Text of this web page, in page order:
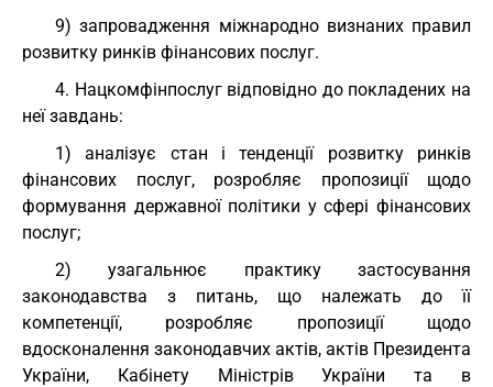
9) запровадження міжнародно визнаних правил
розвитку ринків фінансових послуг.
4. Нацкомфінпослуг відповідно до покладених на
неї завдань:
1) аналізує стан і тенденції розвитку ринків
фінансових послуг, розробляє пропозиції щодо
формування державної політики у сфері фінансових
послуг;
2) узагальнює практику застосування
законодавства з питань, що належать до її
компетенції, розробляє пропозиції щодо
вдосконалення законодавчих актів, актів Президента
України, Кабінету Міністрів України та в